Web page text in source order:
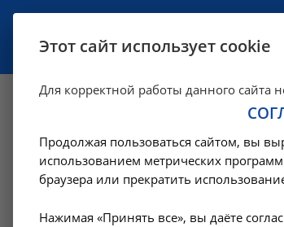
Цены в Ангарске — Лабораторные
Этот сайт использует cookie
Для корректной работы данного
Продолжая пользоваться сайтом, вы
использованием метрических
браузера или прекратить
Нажимая «Принять все», вы даёте